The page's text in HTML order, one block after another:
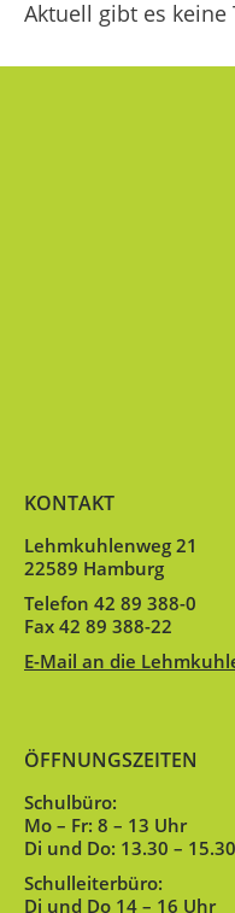
Aktuell gibt es keine
KONTAKT
Lehmkuhlenweg 21
22589 Hamburg
Telefon 42 89 388-0
Fax 42 89 388-22
E-Mail an die
ÖFFNUNGSZEITEN
Schulbüro:
Mo – Fr: 8 – 13 Uhr
Di und Do: 13.30 –
Schulleiterbüro:
Di und Do 14 – 16 Uhr